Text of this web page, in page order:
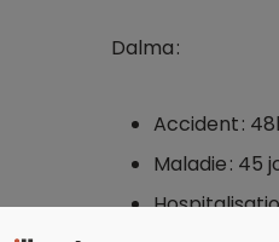
Dalma :
Accident :
Maladie : 45